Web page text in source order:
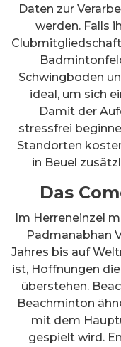
Daten zur
werden. Falls
Schwingboden
ideal, um sich
Damit der
stressfrei
Standorten
in Beuel
Das
Im Herreneinzel
Padmanabhan
Jahres bis auf
ist, Hoffnungen
überstehen.
Beachminton
mit dem
gespielt wird.